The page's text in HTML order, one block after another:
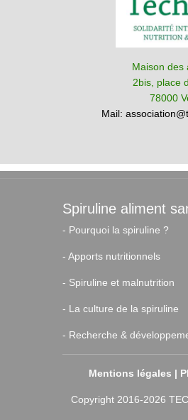
Maison des
2bis, place
78000
Mail:
Spiruline aliment
- Pourquoi la spiruline ?
- Apports nutritionnels
- Spiruline et malnutrition
- La culture de la spiruline
- Recherche &
Mentions légales |
Copyright 2016-2026